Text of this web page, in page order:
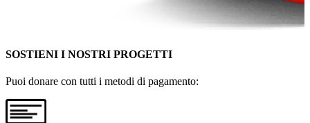
SOSTIENI I NOSTRI PROGETTI
Puoi donare con tutti i metodi di pagamento: